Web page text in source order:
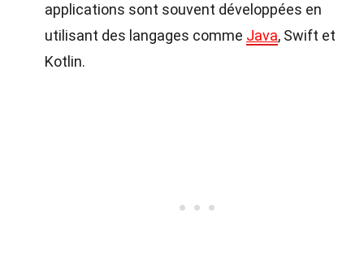
applications sont souvent développées en
utilisant des langages comme Java, Swift et
Kotlin.